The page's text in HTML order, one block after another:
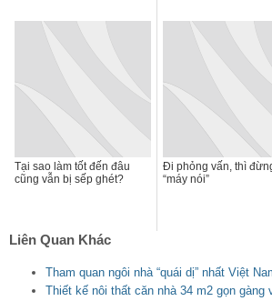
Tại sao làm tốt đến đâu
cũng vẫn bị sếp ghét?
Đi phỏng vấn, thì
“máy nói”
Liên Quan Khác
Tham quan ngôi nhà “quái dị” nhất Việt
Thiết kế nôi thất căn nhà 34 m2 gọn gàng